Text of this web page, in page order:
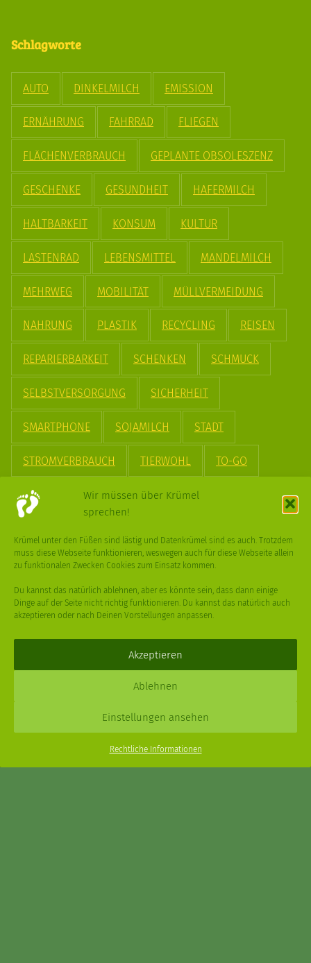
Wir müssen über Krümel
sprechen!
Krümel unter den Füßen sind lästig und Datenkrümel sind es auch. Trotzdem
muss diese Webseite funktionieren, weswegen auch für diese Webseite allein
zu funktionalen Zwecken Cookies zum Einsatz kommen.
Du kannst das natürlich ablehnen, aber es könnte sein, dass dann einige
Dinge auf der Seite nicht richtig funktionieren. Du kannst das natürlich auch
akzeptieren oder nach Deinen Vorstellungen anpassen.
Akzeptieren
Ablehnen
Einstellungen ansehen
Rechtliche Informationen
Menu
Schlagworte
AUTO DINKELMILCH EMISSION
ERNÄHRUNG FAHRRAD FLIEGEN
FLÄCHENVERBRAUCH GEPLANTE OBSOLESZENZ
GESCHENKE GESUNDHEIT HAFERMILCH
HALTBARKEIT KONSUM KULTUR
LASTENRAD LEBENSMITTEL MANDELMILCH
MEHRWEG MOBILITÄT MÜLLVERMEIDUNG
NAHRUNG PLASTIK RECYCLING REISEN
REPARIERBARKEIT SCHENKEN SCHMUCK
SELBSTVERSORGUNG SICHERHEIT
SMARTPHONE SOJAMILCH STADT
STROMVERBRAUCH TIERWOHL TO-GO
TREND UPCYCLING VEGAN
WEIHNACHTSBAUM WINTER
XPDT : Marken & Kommunikation